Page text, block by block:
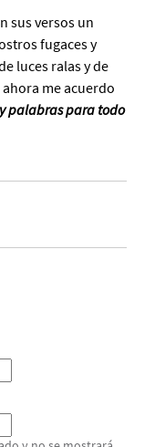
sus versos un
fugaces y
luces ralas y de
me acuerdo
palabras para todo